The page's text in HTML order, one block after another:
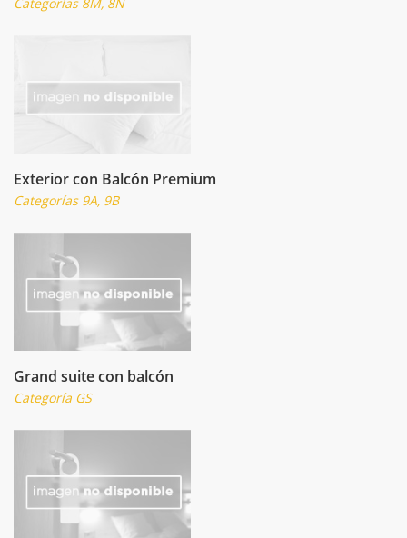
Exterior con Balcón Premium
Categorías 9A, 9B
Grand suite con balcón
Categoría GS